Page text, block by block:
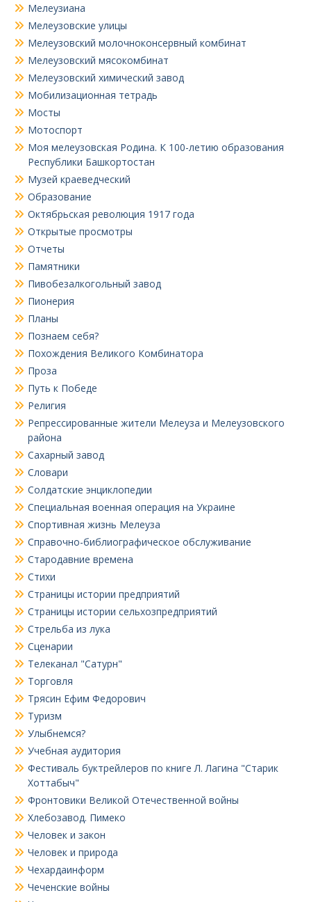
Мелеузиана
Мелеузовские улицы
Мелеузовский молочноконсервный комбинат
Мелеузовский мясокомбинат
Мелеузовский химический завод
Мобилизационная тетрадь
Мосты
Мотоспорт
Моя мелеузовская Родина. К 100-летию образования
Республики Башкортостан
Музей краеведческий
Образование
Октябрьская революция 1917 года
Открытые просмотры
Отчеты
Памятники
Пивобезалкогольный завод
Пионерия
Планы
Познаем себя?
Похождения Великого Комбинатора
Проза
Путь к Победе
Религия
Репрессированные жители Мелеуза и Мелеузовского
района
Сахарный завод
Словари
Солдатские энциклопедии
Специальная военная операция на Украине
Спортивная жизнь Мелеуза
Справочно-библиографическое обслуживание
Стародавние времена
Стихи
Страницы истории предприятий
Страницы истории сельхозпредприятий
Стрельба из лука
Сценарии
Телеканал "Сатурн"
Торговля
Трясин Ефим Федорович
Туризм
Улыбнемся?
Учебная аудитория
Фестиваль буктрейлеров по книге Л. Лагина "Старик
Хоттабыч"
Фронтовики Великой Отечественной войны
Хлебозавод. Пимеко
Человек и закон
Человек и природа
Чехардаинформ
Чеченские войны